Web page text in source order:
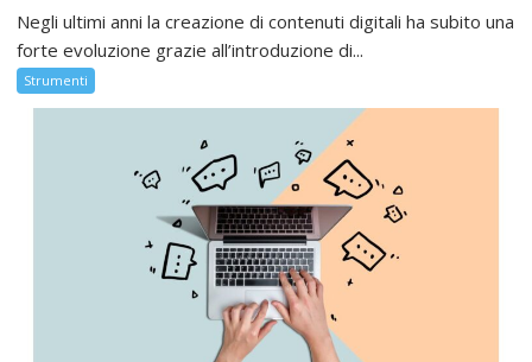
Negli ultimi anni la creazione di contenuti digitali ha subito una
forte evoluzione grazie all’introduzione di...
Strumenti